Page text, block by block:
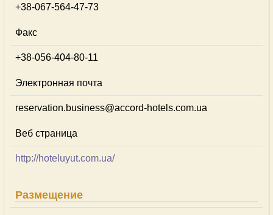
+38-067-564-47-73
Факс
+38-056-404-80-11
Электронная почта
reservation.business@accord-hotels.com.ua
Веб страница
http://hoteluyut.com.ua/
Размещение